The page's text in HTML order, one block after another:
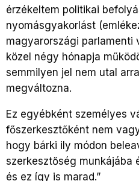
érzékeltem politikai
nyomásgyakorlást
magyarországi parlamenti
közel négy hónapja
semmilyen jel nem utal
megváltozna.
Ez egyébként személyes
főszerkesztőként nem
hogy bárki ily módon
szerkesztőség munkájába
és ez így is marad.”